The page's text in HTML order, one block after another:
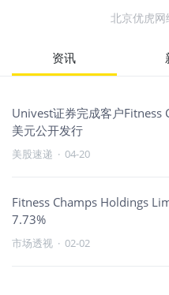
北京优虎网
资讯
Univest证券完成客户
美元公开发行
美股速递 · 04-20
Fitness Champs Holdings
7.73%
市场透视 · 02-02